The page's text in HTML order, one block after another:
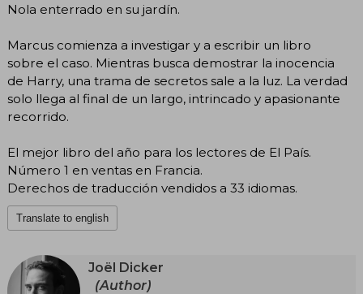
Nola enterrado en su jardín.
Marcus comienza a investigar y a escribir un libro
sobre el caso. Mientras busca demostrar la inocencia
de Harry, una trama de secretos sale a la luz. La verdad
solo llega al final de un largo, intrincado y apasionante
recorrido.
El mejor libro del año para los lectores de El País.
Número 1 en ventas en Francia.
Derechos de traducción vendidos a 33 idiomas.
Translate to english
Joël Dicker
(Author)